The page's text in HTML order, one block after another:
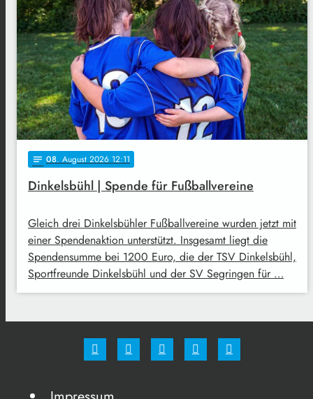
notes 08. August 2026 12:11
Dinkelsbühl | Spende für Fußballvereine
Gleich drei Dinkelsbühler Fußballvereine wurden jetzt mit
einer Spendenaktion unterstützt. Insgesamt liegt die
Spendensumme bei 1200 Euro, die der TSV Dinkelsbühl,
Sportfreunde Dinkelsbühl und der SV Segringen für …